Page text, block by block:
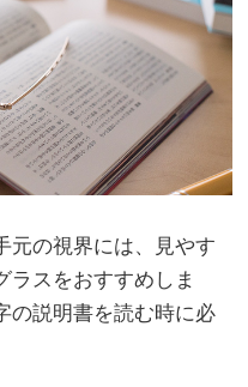
元の視界には、見やす
ラスをおすすめしま
の説明書を読む時に必